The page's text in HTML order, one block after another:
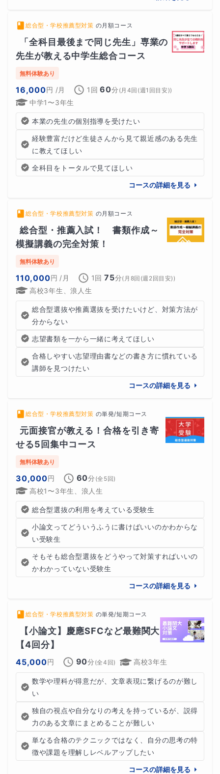
総合型・学校推薦型対策 の月額コース
「全科目最後まで同じ先生」専業の
先生が教える中学生総合コース
無料体験あり
16,000円 /月 1回 60分 ( 月4回(週1回目安))
中学1〜3年生
本業の先生の個別指導を受けたい
経験豊富だけど生徒さんから見て親近感のある先生
に教えてほしい
全科目をトータルで見てほしい
コースの詳細を見る
総合型・学校推薦型対策 の月額コース
総合型・推薦入試！　書類作成～
模擬講義の完全対策！
無料体験あり
110,000円 /月 1回 75分( 月8回(週2回目安) )
高校3年生、浪人生
総合型選抜や推薦選抜を受けたいけど、対策方法が
分からない
志望書類を一から一緒に考えてほしい
合格しやすい志望理由書などの書き方に慣れている
講師を見つけたい
コースの詳細を見る
総合型・学校推薦型対策 の単発/短期コース
元面接官が教える！合格を引き寄
せる5回集中コース
無料体験あり
30,000円 60分 (全 5回)
高校1〜3年生、浪人生
総合型選抜の利用を考えている受験生
小論文ってどういうふうに書けばいいのかわからな
い受験生
そもそも総合型選抜をどうやって対策すればいいの
かわかっていない受験生
コースの詳細を見る
総合型・学校推薦型対策 の単発/短期コース
【小論文】慶應SFCなど最難関大
【4回分】
45,000円 90分 (全4 回) 高校3年生
数学や理科が得意だが、文章表現に繋げるのが難し
い
独自の視点や自分なりの考えを持っているが、説得
力のある文章にまとめることが難しい
単なる合格のテクニックではなく、自分の思考の特
徴や課題を理解しレベルアップしたい
コースの詳細を見る